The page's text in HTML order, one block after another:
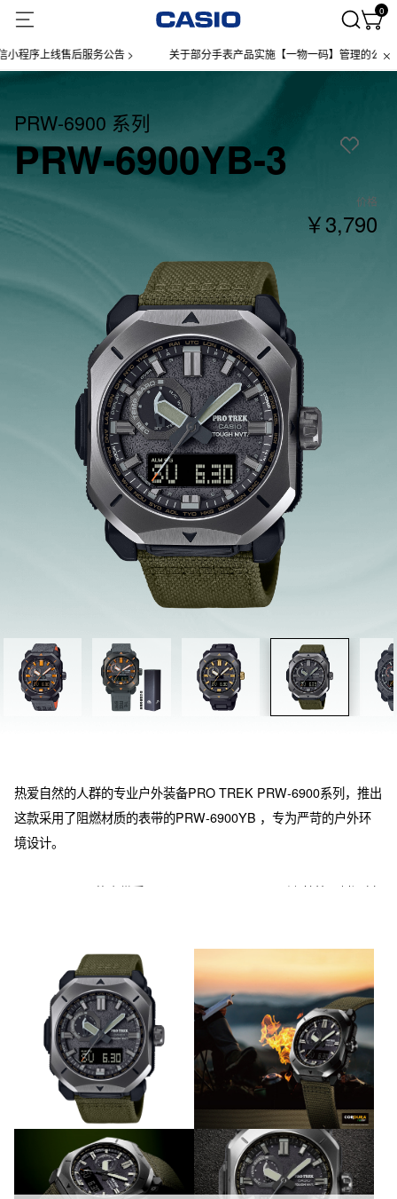
0
售后服务公告 > 关于部分手表产品实施【一物一码】管理的公告 >
PRW-6900 系列
PRW-6900YB-3
价格
￥3,790
热爱自然的人群的专业户外装备PRO TREK PRW-6900系列，推出
这款采用了阻燃材质的表带的PRW-6900YB ，专为严苛的户外环
境设计。
PRW-6900YB的表带采用了CORDURAre/cor™（考杜拉面料）材
也适合日常城市使用。
PRW-6900系列以粗犷的户外风格为设计主题，表圈采用了锐利的
金属材质，灵感来自劈柴斧头的形象，边缘经过削切处理。此外，
10点钟位置的小表盘指针设计灵感来自户外工具的刀具，表现出丛
林生存技巧的世界观。秒针末端采用橙色点缀，象征营火的余烬。
表盘表面采用了类似荷兰锅的铸铁表面处理，呈现出凹凸质感，增
添了户外趣味。表壳和树脂背盖使用了生物树脂材质，体现了对环
境保护的关注。